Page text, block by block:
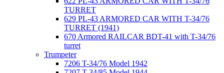
TURRET
629 PL-43 ARMORED CAR WITH T-34/76
TURRET (1941)
670 Armored RAILCAR BDT-41 with T-34/76
turret
Trumpeter
7206 T-34/76 Model 1942